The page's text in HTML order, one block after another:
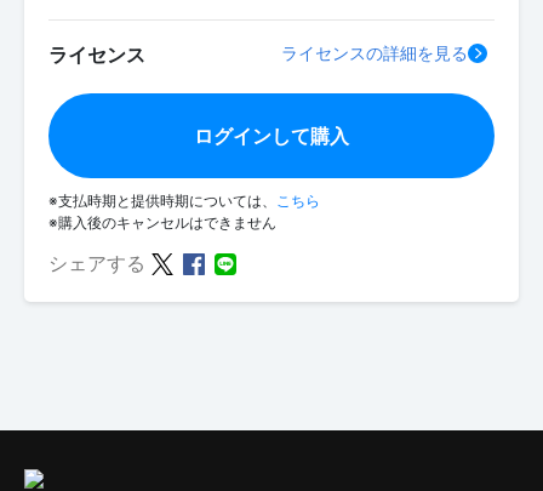
ライセンス ライセンスの詳細を見る
ログインして購入
※支払時期と提供時期については、 こちら
※購入後のキャンセルはできません
シェアする